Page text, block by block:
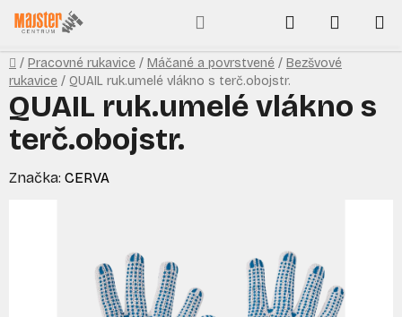
Prejsť
na
obsah
Hľadať
KOŠÍK
Domov
/ Pracovné rukavice / Máčané a povrstvené / Bezšvové
rukavice / QUAIL ruk.umelé vlákno s terč.obojstr.
QUAIL ruk.umelé vlákno s
terč.obojstr.
Značka: CERVA